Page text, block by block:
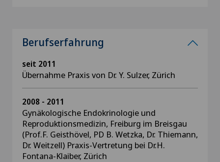
Berufserfahrung
seit 2011
Übernahme Praxis von Dr. Y. Sulzer, Zürich
2008 - 2011
Gynäkologische Endokrinologie und
Reproduktionsmedizin, Freiburg im Breisgau
(Prof.F. Geisthövel, PD B. Wetzka, Dr. Thiemann,
Dr. Weitzell) Praxis-Vertretung bei Dr.H.
Fontana-Klaiber, Zürich